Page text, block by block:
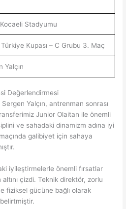
Stadyumu
Kupası – C Grubu 3. Maç
Yalçın
Değerlendirmesi
Yalçın, antrenman sonrası
Junior Olaitan ile önemli
ve sahadaki dinamizm adına iyi
galibiyet için sahaya
iyileştirmelerle önemli fırsatlar
altını çizdi. Teknik direktör, zorlu
fiziksel gücüne bağlı olarak